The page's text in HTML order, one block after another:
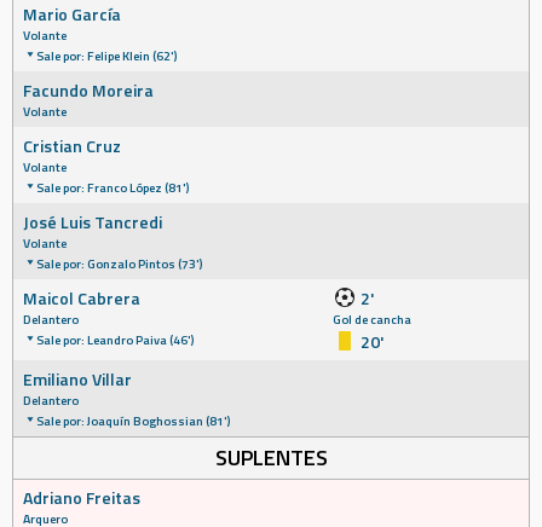
Mario García
Volante
Sale por: Felipe Klein (62')
Facundo Moreira
Volante
Cristian Cruz
Volante
Sale por: Franco López (81')
José Luis Tancredi
Volante
Sale por: Gonzalo Pintos (73')
Maicol Cabrera
Delantero
Sale por: Leandro Paiva (46')
2'
Gol de cancha
20'
Emiliano Villar
Delantero
Sale por: Joaquín Boghossian (81')
SUPLENTES
Adriano Freitas
Arquero